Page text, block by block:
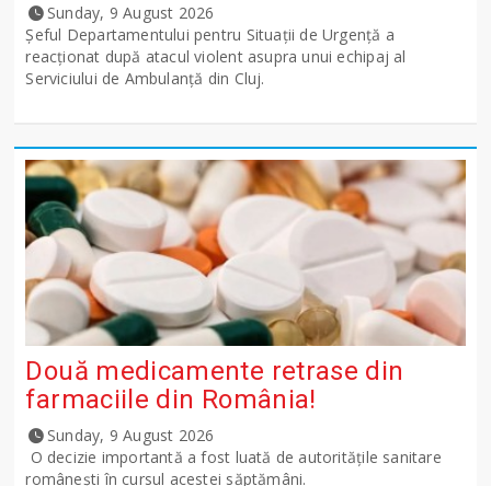
Sunday, 9 August 2026
Șeful Departamentului pentru Situații de Urgență a
reacționat după atacul violent asupra unui echipaj al
Serviciului de Ambulanță din Cluj.
Două medicamente retrase din
farmaciile din România!
Sunday, 9 August 2026
O decizie importantă a fost luată de autoritățile sanitare
românești în cursul acestei săptămâni.